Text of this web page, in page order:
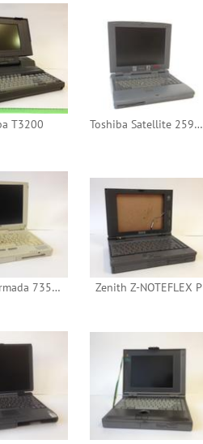
T3200 Toshiba Satellite 2595CDT
Compaq Armada 7350MT Zenith Z-NOTEFLEX P